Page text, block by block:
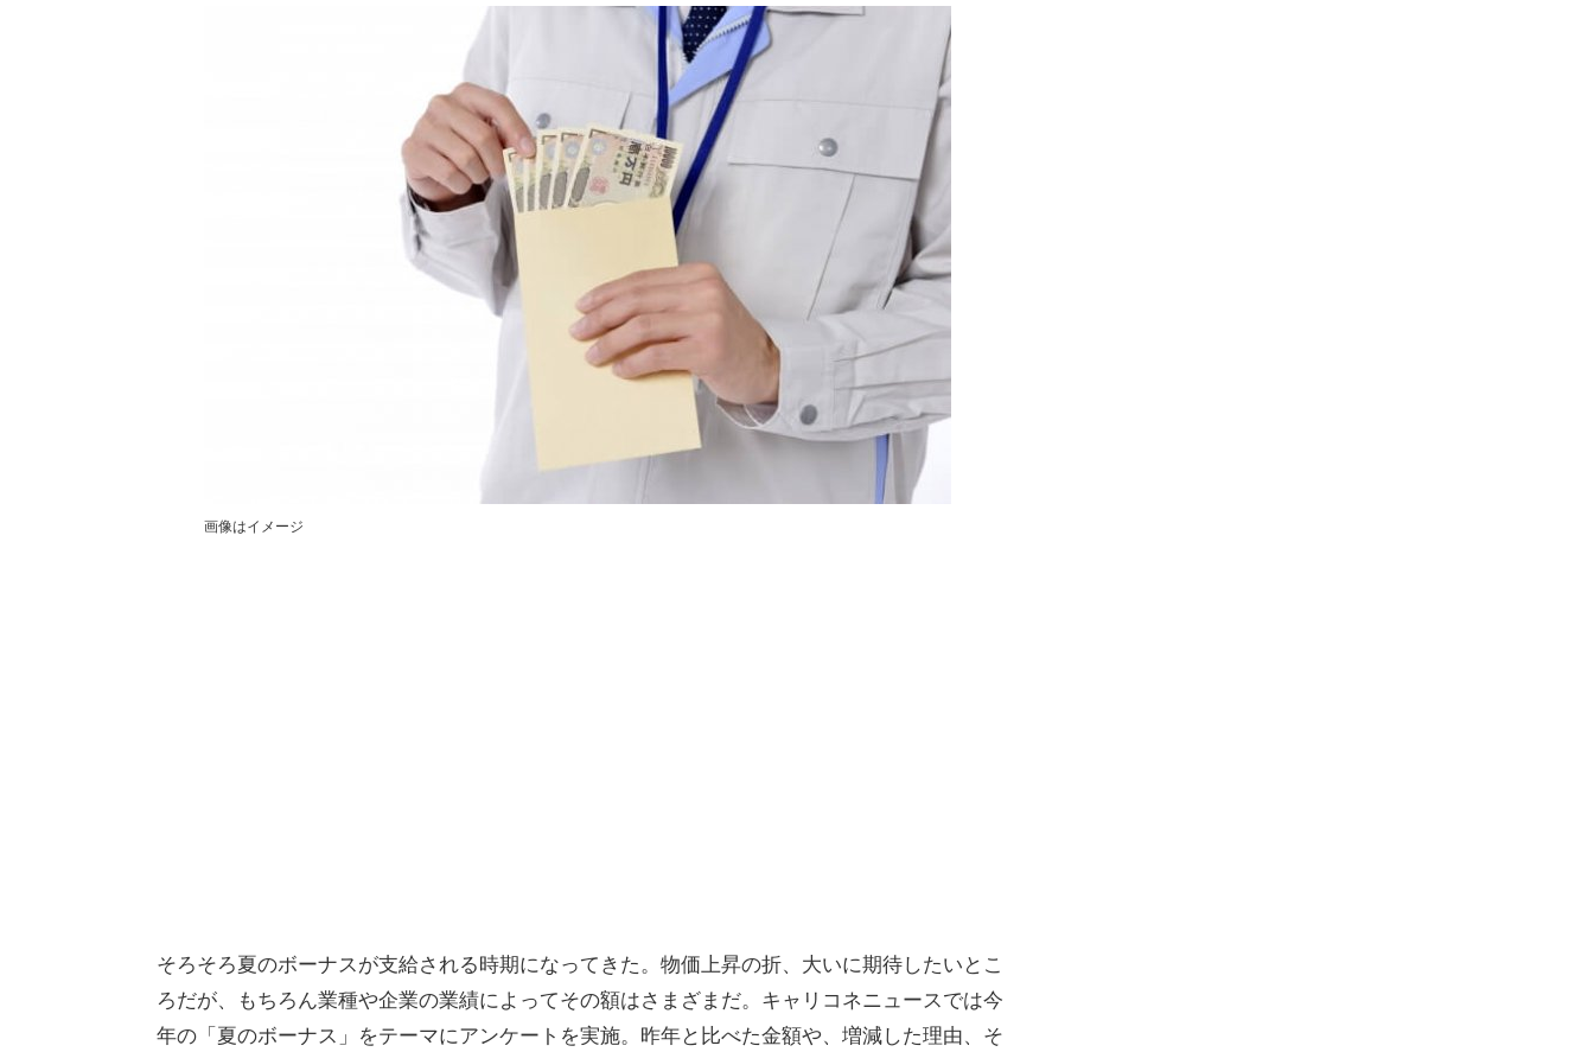
画像はイメージ
そろそろ夏のボーナスが支給される時期になってきた。物価上昇の折、大いに期待したいとこ
ろだが、もちろん業種や企業の業績によってその額はさまざまだ。キャリコネニュースでは今
年の「夏のボーナス」をテーマにアンケートを実施。昨年と比べた金額や、増減した理由、そ